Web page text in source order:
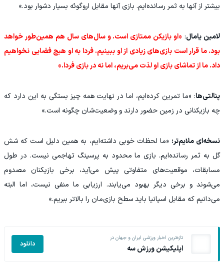
بیشتر از آنها به ثمر رسانده‌ایم. بازی آنها مقابل اروگوئه بسیار دشوار بود.»
لامین یامال: «او بازیکن ممتازی است. و سال‌های سال هم همین‌طور خواهد
بود. ما قرار است بازی‌های زیادی از او ببینیم. فردا به او هیچ فضایی نخواهیم
داد. ما از تماشای بازی او لذت می‌بریم، اما نه در بازی فردا.»
پنالتی‌ها: «ما تمرین کرده‌ایم، اما در نهایت همه‌ چیز بستگی به این دارد که
چه بازیکنانی در زمین حضور دارند و وضعیت‌شان چگونه است.»
نسخه‌ای ملایم‌تر: «ما لحظات خوبی داشته‌ایم، به همین دلیل است که شش
گل به ثمر رسانده‌ایم. بازی ما محدود به پرسینگ تهاجمی نیست. در طول
مسابقات، موقعیت‌های متفاوتی پیش می‌آید، برخی بازیکنان مصدوم
می‌شوند و برخی دیگر بهبود می‌یابند. ارزیابی ما منفی نیست، اما البته
می‌دانیم که مقابل اسپانیا باید سطح بازی‌مان را بالاتر ببریم.»
تازه‌ترین اخبار ورزشی ایران و جهان در
اپلیکیشن ورزش سه دانلود